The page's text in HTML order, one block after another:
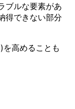
ブルな要素があ
得できない部分
高めることも